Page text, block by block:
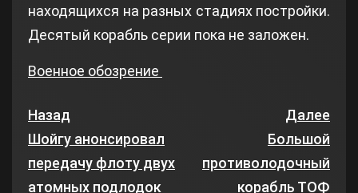
находящихся на разных стадиях постройки.
Десятый корабль серии пока не заложен.
Военное обозрение
Назад
Шойгу анонсировал
передачу флоту двух
атомных подлодок
Далее
Большой
противолодочный
корабль ТОФ